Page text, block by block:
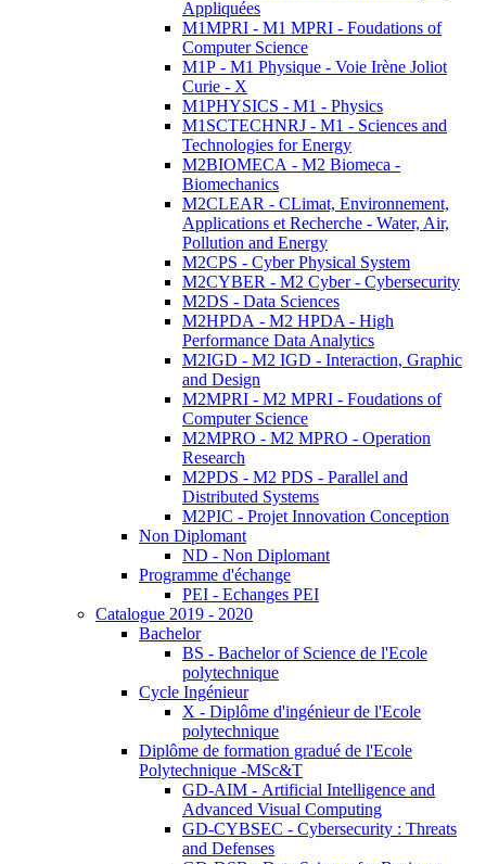
Appliquées
M1MPRI - M1 MPRI - Foudations of
Computer Science
M1P - M1 Physique - Voie Irène Joliot
Curie - X
M1PHYSICS - M1 - Physics
M1SCTECHNRJ - M1 - Sciences and
Technologies for Energy
M2BIOMECA - M2 Biomeca -
Biomechanics
M2CLEAR - CLimat, Environnement,
Applications et Recherche - Water, Air,
Pollution and Energy
M2CPS - Cyber Physical System
M2CYBER - M2 Cyber - Cybersecurity
M2DS - Data Sciences
M2HPDA - M2 HPDA - High
Performance Data Analytics
M2IGD - M2 IGD - Interaction, Graphic
and Design
M2MPRI - M2 MPRI - Foudations of
Computer Science
M2MPRO - M2 MPRO - Operation
Research
M2PDS - M2 PDS - Parallel and
Distributed Systems
M2PIC - Projet Innovation Conception
Non Diplomant
ND - Non Diplomant
Programme d'échange
PEI - Echanges PEI
Catalogue 2019 - 2020
Bachelor
BS - Bachelor of Science de l'Ecole
polytechnique
Cycle Ingénieur
X - Diplôme d'ingénieur de l'Ecole
polytechnique
Diplôme de formation gradué de l'Ecole
Polytechnique -MSc&T
GD-AIM - Artificial Intelligence and
Advanced Visual Computing
GD-CYBSEC - Cybersecurity : Threats
and Defenses